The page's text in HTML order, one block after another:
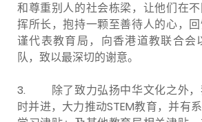
和尊重别人的社会栋梁，让他们在
挥所长，抱持一颗至善待人的心，
谨代表教育局，向香港道教联合会
队，致以最深切的谢意。
3.
除了致力弘扬中华文化之外
时并进，大力推动STEM教育，并有